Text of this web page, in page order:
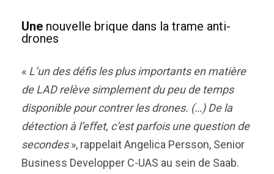
Une nouvelle brique dans la trame anti-
drones
« L’un des défis les plus importants en matière
de LAD relève simplement du peu de temps
disponible pour contrer les drones. (…) De la
détection à l’effet, c’est parfois une question de
secondes», rappelait Angelica Persson, Senior
Business Developper C-UAS au sein de Saab.